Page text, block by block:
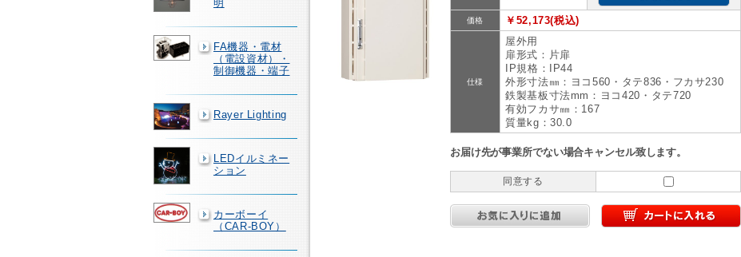
明
FA機器・電材
（電設資材）・
制御機器・端子
Rayer Lighting
LEDイルミネー
ション
カーボーイ
（CAR-BOY）
価格 ￥52,173(税込)
仕様
屋外用
扉形式：片扉
IP規格：IP44
外形寸法㎜：ヨコ560・タテ836・フカサ230
鉄製基板寸法mm：ヨコ420・タテ720
有効フカサ㎜：167
質量kg：30.0
お届け先が事業所でない場合キャンセル致します。
同意する